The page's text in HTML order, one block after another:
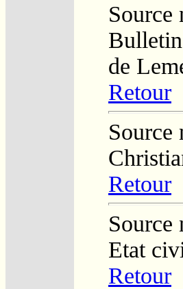
Source
de
Retour
Source
Retour
Source
Etat
Retour